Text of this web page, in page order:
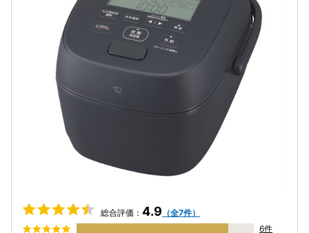
総合評価： 4.9 （全7件）
6件